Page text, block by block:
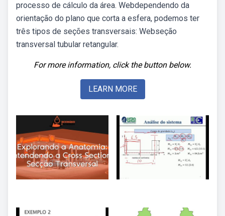
processo de cálculo da área. Webdependendo da
orientação do plano que corta a esfera, podemos ter
três tipos de seções transversais: Webseção
transversal tubular retangular.
For more information, click the button below.
LEARN MORE